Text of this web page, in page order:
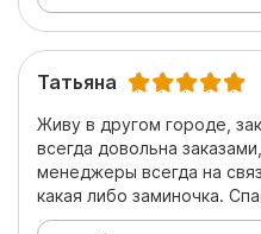
Татьяна
Живу в другом городе,
всегда довольна
менеджеры всегда на
какая либо заминочка.